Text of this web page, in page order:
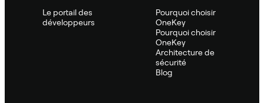
Le portail des
développeurs
Pourquoi choisir
OneKey
Pourquoi choisir
OneKey
Architecture de
sécurité
Blog